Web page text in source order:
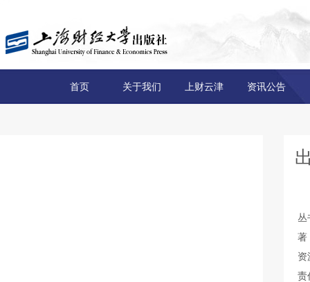
首页 关于我们 上财云津 资讯公告
丛
著
资
责